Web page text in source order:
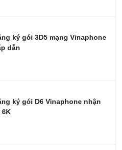
ký gói 3D5 mạng Vinaphone
dẫn
ký gói D6 Vinaphone nhận
6K